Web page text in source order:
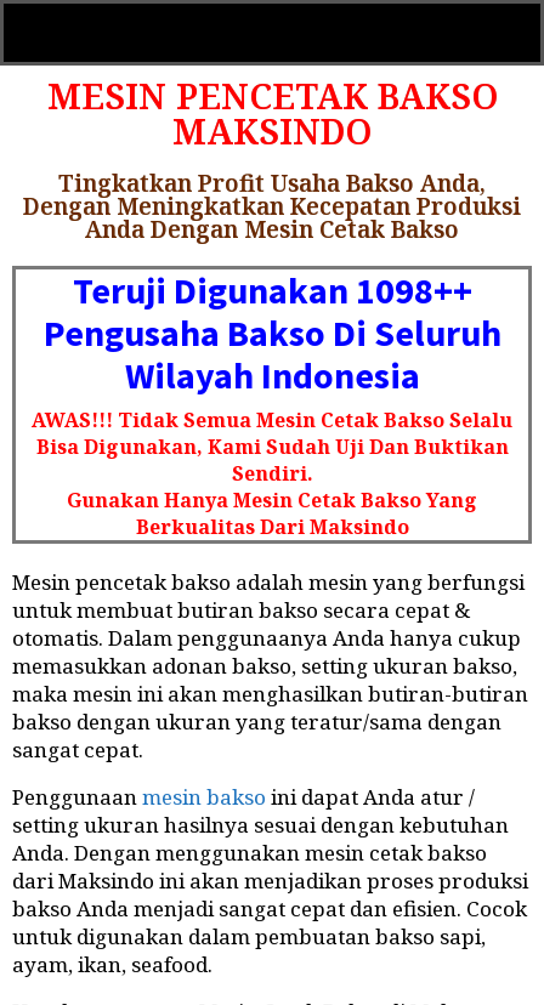
MESIN PENCETAK BAKSO
MAKSINDO
Tingkatkan Profit Usaha Bakso Anda,
Dengan Meningkatkan Kecepatan Produksi
Anda Dengan Mesin Cetak Bakso
Teruji Digunakan 1098++
Pengusaha Bakso Di Seluruh
Wilayah Indonesia
AWAS!!! Tidak Semua Mesin Cetak Bakso Selalu
Bisa Digunakan, Kami Sudah Uji Dan Buktikan
Sendiri.
Gunakan Hanya Mesin Cetak Bakso Yang
Berkualitas Dari Maksindo
Mesin pencetak bakso adalah mesin yang berfungsi
untuk membuat butiran bakso secara cepat &
otomatis. Dalam penggunaanya Anda hanya cukup
memasukkan adonan bakso, setting ukuran bakso,
maka mesin ini akan menghasilkan butiran-butiran
bakso dengan ukuran yang teratur/sama dengan
sangat cepat.
Penggunaanmesin bakso ini dapat Anda atur /
setting ukuran hasilnya sesuai dengan kebutuhan
Anda. Dengan menggunakan mesin cetak bakso
dari Maksindo ini akan menjadikan proses produksi
bakso Anda menjadi sangat cepat dan efisien. Cocok
untuk digunakan dalam pembuatan bakso sapi,
ayam, ikan, seafood.